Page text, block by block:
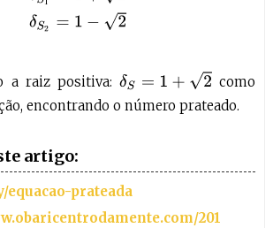
a raiz positiva:δS= 1+ 2
como
encontrando o número prateado.
artigo:
prateada
201